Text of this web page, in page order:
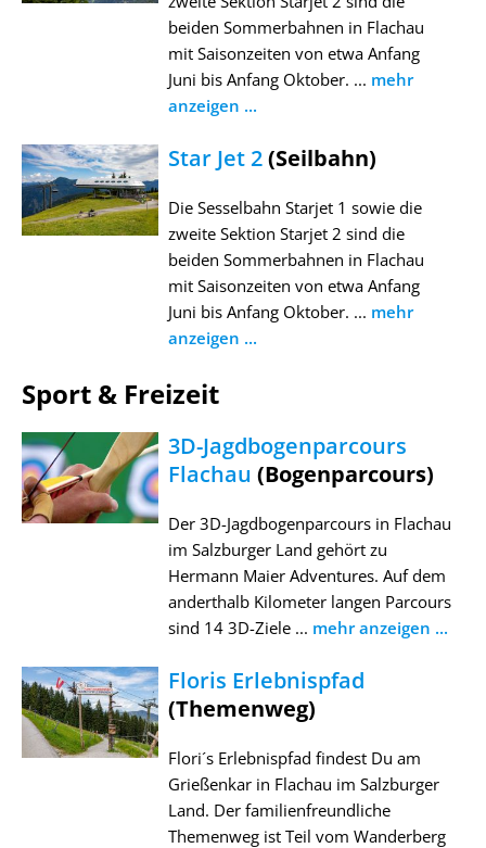
beiden Sommerbahnen in Flachau
mit Saisonzeiten von etwa Anfang
Juni bis Anfang Oktober. ... mehr
anzeigen ...
Star Jet 2(Seilbahn)
Die Sesselbahn Starjet 1 sowie die
zweite Sektion Starjet 2 sind die
beiden Sommerbahnen in Flachau
mit Saisonzeiten von etwa Anfang
Juni bis Anfang Oktober. ... mehr
anzeigen ...
Sport & Freizeit
3D-Jagdbogenparcours
Flachau (Bogenparcours)
Der 3D-Jagdbogenparcours in Flachau
im Salzburger Land gehört zu
Hermann Maier Adventures. Auf dem
anderthalb Kilometer langen Parcours
sind 14 3D-Ziele ... mehr anzeigen ...
Floris Erlebnispfad
(Themenweg)
Flori´s Erlebnispfad findest Du am
Grießenkar in Flachau im Salzburger
Land. Der familienfreundliche
Themenweg ist Teil vom Wanderberg